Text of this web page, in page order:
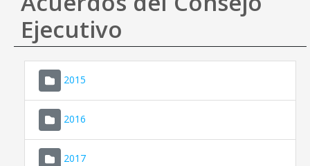
Mapa web
Ayuda
Ejecutivo
2015
2016
2017